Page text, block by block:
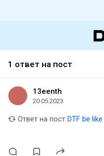
1 ответ на пост
13eenth
20.05.2023
Ответ на пост DTF be like